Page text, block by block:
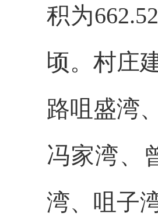
积为
顷。村庄
路咀盛湾
冯家湾、
湾、咀子